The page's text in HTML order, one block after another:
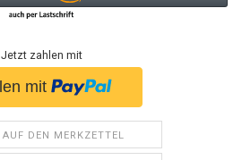
Jetzt zahlen mit
AUF DEN MERKZETTEL